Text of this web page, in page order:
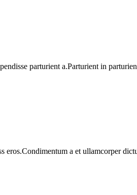
parturient a.Parturient in
a et ullamcorper